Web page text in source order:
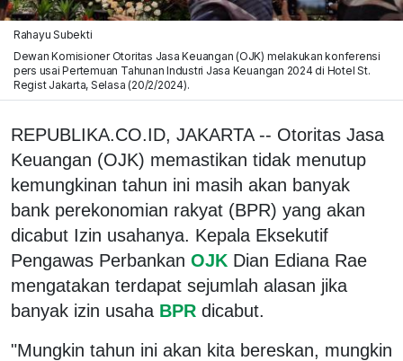
Rahayu Subekti
Dewan Komisioner Otoritas Jasa Keuangan (OJK) melakukan konferensi
pers usai Pertemuan Tahunan Industri Jasa Keuangan 2024 di Hotel St.
Regist Jakarta, Selasa (20/2/2024).
REPUBLIKA.CO.ID, JAKARTA -- Otoritas Jasa
Keuangan (OJK) memastikan tidak menutup
kemungkinan tahun ini masih akan banyak
bank perekonomian rakyat (BPR) yang akan
dicabut Izin usahanya. Kepala Eksekutif
Pengawas Perbankan OJK Dian Ediana Rae
mengatakan terdapat sejumlah alasan jika
banyak izin usaha BPR dicabut.
"Mungkin tahun ini akan kita bereskan, mungkin